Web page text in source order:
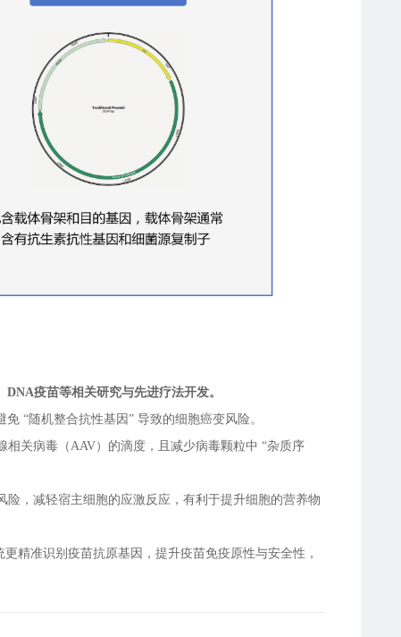
疫苗等相关研究与先进疗法开发。
“随机整合抗性基因” 导致的细胞癌变风险。
关病毒（AAV）的滴度，且减少病毒颗粒中 “杂质序
，减轻宿主细胞的应激反应，有利于提升细胞的营养物
精准识别疫苗抗原基因，提升疫苗免疫原性与安全性，